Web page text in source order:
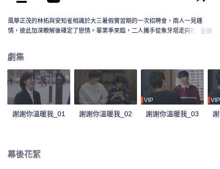
風華正茂的林拓與安知雀相識於大三暑假實習期的一次招聘會，兩人一見鍾
情，彼此加深瞭解後確定了戀情。畢業季來臨，二人攜手從象牙塔走向社會，
是俗稱的漸凍症。漸凍症終止了林拓看似平凡卻充滿希望的人生，生命雖然縮
短，但林拓在家人、戀人、朋友、同事們溫暖和愛的陪伴下，從試圖放棄到與
絕症共存，最終勇敢地向病魔發出挑戰。林拓身邊的人和病友們也受到他的鼓
舞，重新審視對待生命的態度，學會珍惜當下，決定努力無悔、充滿希望地過
好每一天。
全部
劇集
謝謝你溫暖我_01 謝謝你溫暖我_02
VIP
謝謝你溫暖我_03
VIP
幕後花絮